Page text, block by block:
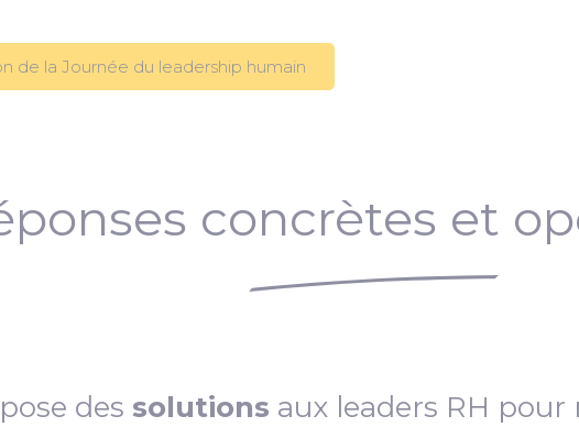
de la Journée du leadership humain
concrètes et
des solutions aux leaders RH pour